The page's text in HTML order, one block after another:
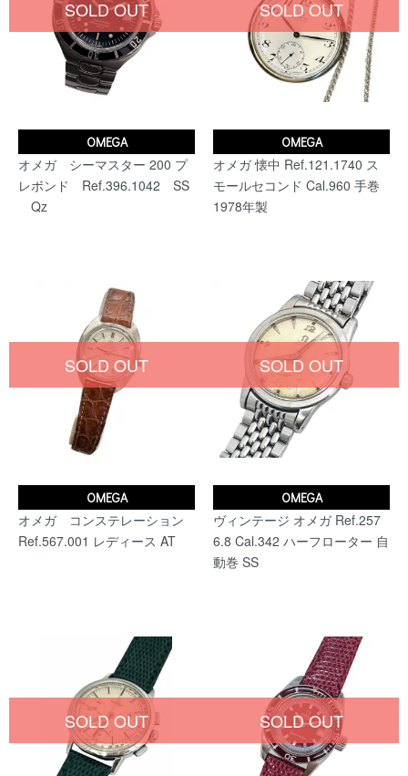
OMEGA
オメガ シーマスター 200 プ
レボンド Ref.396.1042 SS
Qz
SOLD OUT
OMEGA
オメガ 懐中 Ref.121.1740 ス
モールセコンド Cal.960 手巻
1978年製
SOLD OUT
OMEGA
オメガ コンステレーション
Ref.567.001 レディース AT
SOLD OUT
OMEGA
ヴィンテージ オメガ Ref.257
6.8 Cal.342 ハーフローター 自
動巻 SS
SOLD OUT
SOLD OUT SOLD OUT